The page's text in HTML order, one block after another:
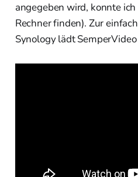
angegeben wird, konnte
Rechner finden). Zur
Synology lädt